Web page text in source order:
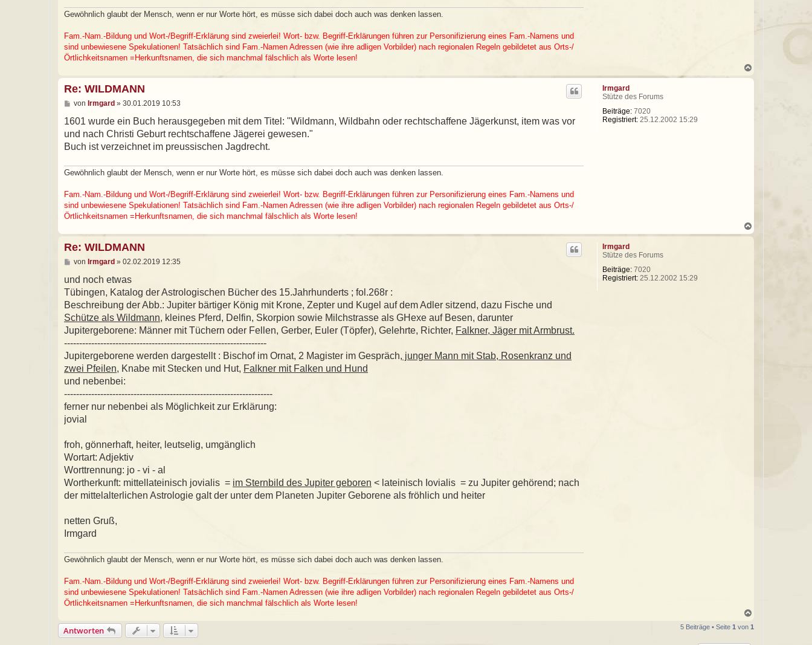
Gewöhnlich glaubt der Mensch, wenn er nur Worte hört, es müsse sich dabei doch auch was denken lassen.
Fam.-Nam.-Bildung und Wort-/Begriff-Erklärung sind zweierlei! Wort- bzw. Begriff-Erklärungen führen zur Personifizierung eines Fam.-Namens und
sind unbewiesene Spekulationen! Tatsächlich sind Fam.-Namen Adressen (wie ihre adligen Vorbilder) nach regionalen Regeln gebildetet aus Orts-/
Örtlichkeitsnamen =Herkunftsnamen, die sich manchmal fälschlich als Worte lesen!
Irmgard
Stütze des Forums
Beiträge:7020
Registriert:25.12.2002 15:29
Re: WILDMANN
B
i
r
a
von Irmgard» 30.01.2019 10:53
1601 wurde ein Buch herausgegeben mit dem Titel: "Wildmann, Wildbahn oder rechtschaffene Jägerkunst, item was vor
und nach Christi Geburt rechtschaffene Jägerei gewesen."
Buch ist verzeichnet im preussischen Jagdrecht.
Gewöhnlich glaubt der Mensch, wenn er nur Worte hört, es müsse sich dabei doch auch was denken lassen.
Fam.-Nam.-Bildung und Wort-/Begriff-Erklärung sind zweierlei! Wort- bzw. Begriff-Erklärungen führen zur Personifizierung eines Fam.-Namens und
sind unbewiesene Spekulationen! Tatsächlich sind Fam.-Namen Adressen (wie ihre adligen Vorbilder) nach regionalen Regeln gebildetet aus Orts-/
Örtlichkeitsnamen =Herkunftsnamen, die sich manchmal fälschlich als Worte lesen!
a
Irmgard
Stütze des Forums
Beiträge:7020
Registriert:25.12.2002 15:29
Re: WILDMANN
B
i
r
a
von Irmgard» 02.02.2019 12:35
und noch etwas
Tübingen, Katalog der Astrologischen Bücher des 15.Jahrhunderts ; fol.268r :
Beschreibung der Abb.: Jupiter bärtiger König mit Krone, Zepter und Kugel auf dem Adler sitzend, dazu Fische und
Schütze als Wildmann, kleines Pferd, Delfin, Skorpion sowie Milchstrasse als GHexe auf Besen, darunter
Jupitergeborene: Männer mit Tüchern oder Fellen, Gerber, Euler (Töpfer), Gelehrte, Richter, Falkner, Jäger mit Armbrust.
-------------------------------------------------------------------
Jupitergeborene werden dargestellt : Bischof im Ornat, 2 Magister im Gespräch, junger Mann mit Stab, Rosenkranz und
zwei Pfeilen, Knabe mit Stecken und Hut, Falkner mit Falken und Hund
und nebenbei:
---------------------------------------------------------------------
ferner nur nebenbei als Möglichkeit zur Erklärung:
jovial
froh, gönnerhaft, heiter, leutselig, umgänglich
Wortart: Adjektiv
Worttrennung: jo - vi - al
Wortherkunft: mittellateinisch jovialis = im Sternbild des Jupiter geboren < lateinisch Iovialis = zu Jupiter gehörend; nach
der mittelalterlichen Astrologie galt der unter dem Planeten Jupiter Geborene als fröhlich und heiter
netten Gruß,
Irmgard
Gewöhnlich glaubt der Mensch, wenn er nur Worte hört, es müsse sich dabei doch auch was denken lassen.
Fam.-Nam.-Bildung und Wort-/Begriff-Erklärung sind zweierlei! Wort- bzw. Begriff-Erklärungen führen zur Personifizierung eines Fam.-Namens und
sind unbewiesene Spekulationen! Tatsächlich sind Fam.-Namen Adressen (wie ihre adligen Vorbilder) nach regionalen Regeln gebildetet aus Orts-/
Örtlichkeitsnamen =Herkunftsnamen, die sich manchmal fälschlich als Worte lesen!
c
Antworten 5 Beiträge • Seite 1 von 1